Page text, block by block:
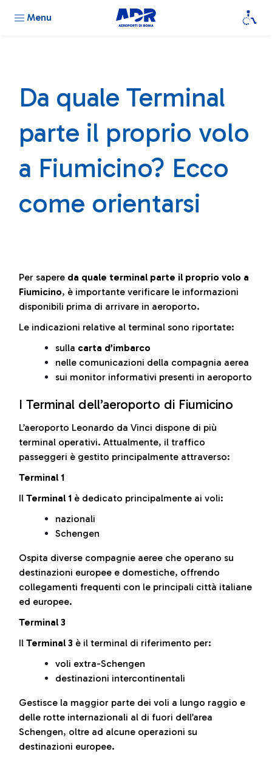
Menu
Da quale Terminal
parte il proprio volo
a Fiumicino? Ecco
come orientarsi
Per sapere da quale terminal parte il proprio volo a
Fiumicino, è importante verificare le informazioni
disponibili prima di arrivare in aeroporto.
Le indicazioni relative al terminal sono riportate:
sulla carta d’imbarco
nelle comunicazioni della compagnia aerea
sui monitor informativi presenti in aeroporto
I Terminal dell’aeroporto di Fiumicino
L’aeroporto Leonardo da Vinci dispone di più
terminal operativi. Attualmente, il traffico
passeggeri è gestito principalmente attraverso:
Terminal 1
Il Terminal 1 è dedicato principalmente ai voli:
nazionali
Schengen
Ospita diverse compagnie aeree che operano su
destinazioni europee e domestiche, offrendo
collegamenti frequenti con le principali città italiane
ed europee.
Terminal 3
Il Terminal 3 è il terminal di riferimento per:
voli extra-Schengen
destinazioni intercontinentali
Gestisce la maggior parte dei voli a lungo raggio e
delle rotte internazionali al di fuori dell’area
Schengen, oltre ad alcune operazioni su
destinazioni europee.